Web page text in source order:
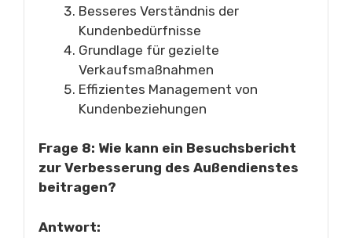
Besseres Verständnis der
Kundenbedürfnisse
Grundlage für gezielte
Verkaufsmaßnahmen
Effizientes Management von
Kundenbeziehungen
Frage 8: Wie kann ein Besuchsbericht
zur Verbesserung des Außendienstes
beitragen?
Antwort: